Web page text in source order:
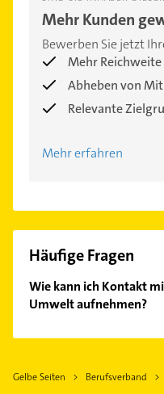
Mehr Kunden
Bewerben Sie jetzt
Mehr Reichweite
Abheben von
Relevante
Mehr erfahren
Häufige Fragen
Wie kann ich Kontakt
Umwelt aufnehmen?
unserem Kontaktdaten-
Gelbe Seiten Berufsverband